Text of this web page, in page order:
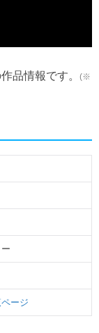
品情報です。
(※
ージ